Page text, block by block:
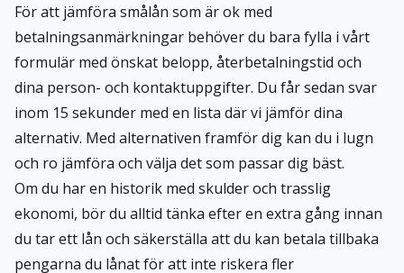
För att jämföra smålån som är ok med
betalningsanmärkningar behöver du bara fylla i vårt
formulär med önskat belopp, återbetalningstid och
dina person- och kontaktuppgifter. Du får sedan svar
inom 15 sekunder med en lista där vi jämför dina
alternativ. Med alternativen framför dig kan du i lugn
och ro jämföra och välja det som passar dig bäst.
Om du har en historik med skulder och trasslig
ekonomi, bör du alltid tänka efter en extra gång innan
du tar ett lån och säkerställa att du kan betala tillbaka
pengarna du lånat för att inte riskera fler